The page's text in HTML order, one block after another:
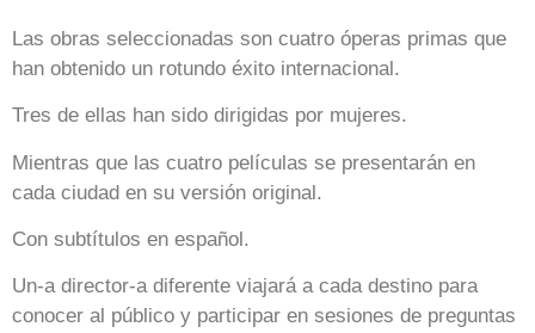
Las obras seleccionadas son cuatro óperas primas que
han obtenido un rotundo éxito internacional.
Tres de ellas han sido dirigidas por mujeres.
Mientras que las cuatro películas se presentarán en
cada ciudad en su versión original.
Con subtítulos en español.
Un-a director-a diferente viajará a cada destino para
conocer al público y participar en sesiones de preguntas